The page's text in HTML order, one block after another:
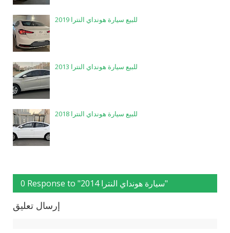
للبيع سيارة هونداي النترا 2019
للبيع سيارة هونداي النترا 2013
للبيع سيارة هونداي النترا 2018
0 Response to "سيارة هونداي النترا 2014"
إرسال تعليق